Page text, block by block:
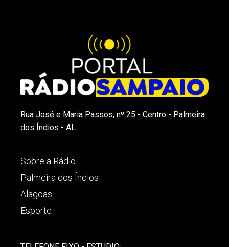
Rua José e Maria Passos, nº 25 - Centro - Palmeira
dos Índios - AL.
Sobre a Rádio
Palmeira dos Índios
Alagoas
Esporte